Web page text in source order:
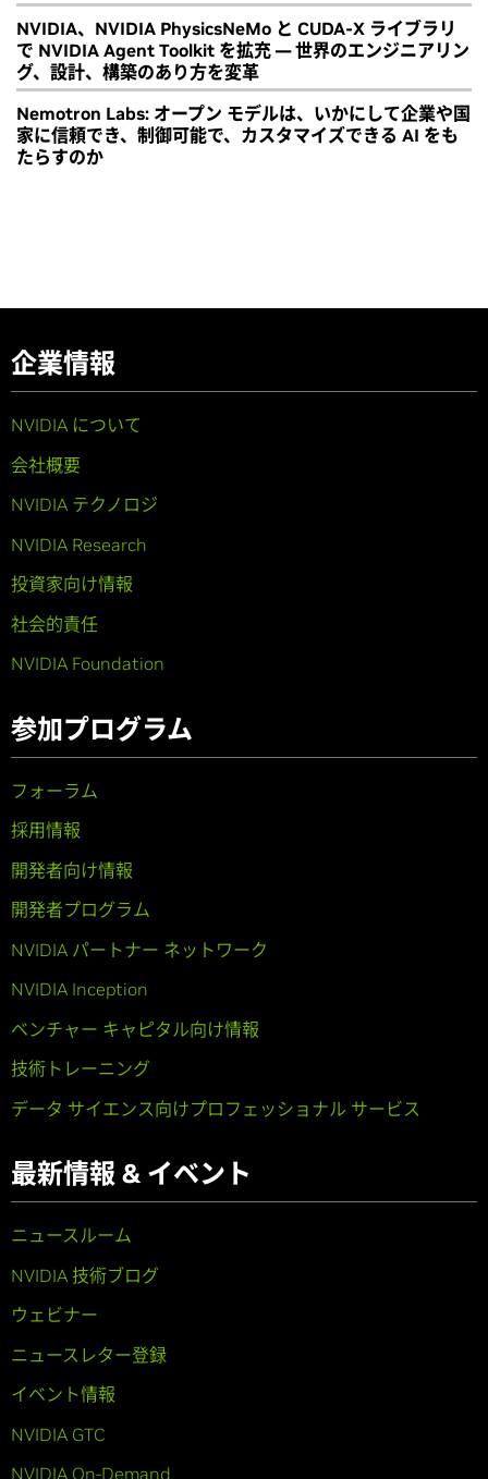
NVIDIA、NVIDIA PhysicsNeMo と CUDA-X ライブラリ
で NVIDIA Agent Toolkit を拡充 ― 世界のエンジニアリン
グ、設計、構築のあり方を変革
Nemotron Labs: オープン モデルは、いかにして企業や国
家に信頼でき、制御可能で、カスタマイズできる AI をも
たらすのか
企業情報
NVIDIA について
会社概要
NVIDIA テクノロジ
NVIDIA Research
投資家向け情報
社会的責任
NVIDIA Foundation
参加プログラム
フォーラム
採用情報
開発者向け情報
開発者プログラム
NVIDIA パートナー ネットワーク
NVIDIA Inception
ベンチャー キャピタル向け情報
技術トレーニング
データ サイエンス向けプロフェッショナル サービス
最新情報 & イベント
ニュースルーム
NVIDIA 技術ブログ
ウェビナー
ニュースレター登録
イベント情報
NVIDIA GTC
NVIDIA On-Demand